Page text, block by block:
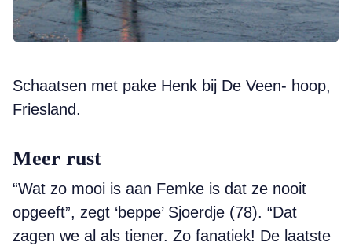
Schaatsen met pake Henk bij De Veen- hoop,
Friesland.
Meer rust
“Wat zo mooi is aan Femke is dat ze nooit
opgeeft”, zegt ‘beppe’ Sjoerdje (78). “Dat
zagen we al als tiener. Zo fanatiek! De laatste